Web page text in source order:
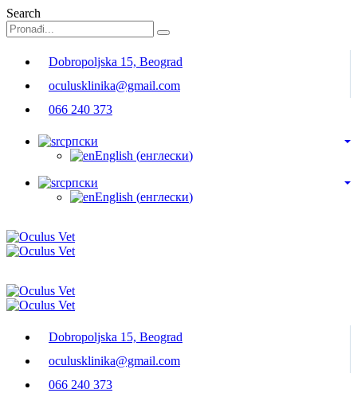
Search
Dobropoljska 15, Beograd
oculusklinika@gmail.com
066 240 373
српски
English (енглески)
српски
English (енглески)
Dobropoljska 15, Beograd
oculusklinika@gmail.com
066 240 373